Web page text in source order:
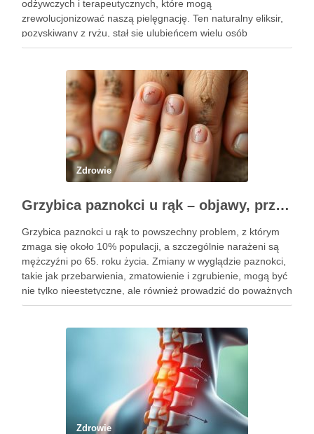
odżywczych i terapeutycznych, które mogą
zrewolucjonizować naszą pielęgnację. Ten naturalny eliksir,
pozyskiwany z ryżu, stał się ulubieńcem wielu osób
dbających o zdrowie włosów oraz kondycję skóry. Dzięki
dostępna dla …
Zdrowie
Grzybica paznokci u rąk – objawy, przyczyny i skuteczne leczenie
Grzybica paznokci u rąk to powszechny problem, z którym
zmaga się około 10% populacji, a szczególnie narażeni są
mężczyźni po 65. roku życia. Zmiany w wyglądzie paznokci,
takie jak przebarwienia, zmatowienie i zgrubienie, mogą być
nie tylko nieestetyczne, ale również prowadzić do poważnych
konsekwencji zdrowotnych. Infekcje te są wywoływane przez
Zdrowie